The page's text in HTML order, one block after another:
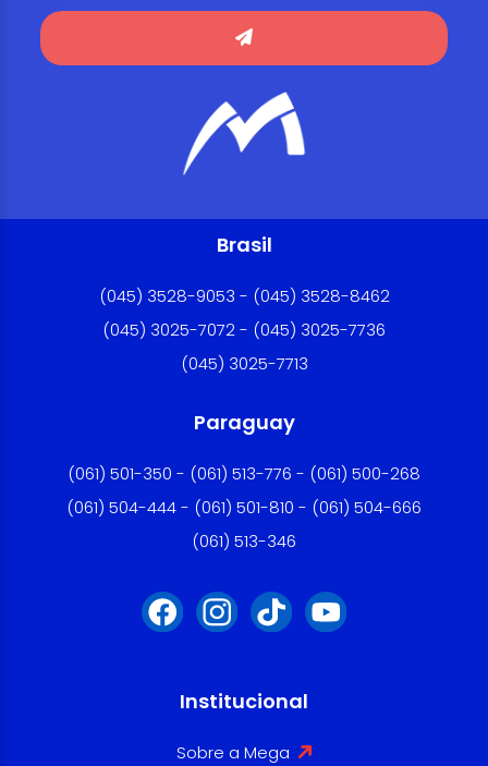
Brasil
(045) 3528-9053 - (045) 3528-8462
(045) 3025-7072 - (045) 3025-7736
(045) 3025-7713
Paraguay
(061) 501-350 - (061) 513-776 - (061) 500-268
(061) 504-444 - (061) 501-810 - (061) 504-666
(061) 513-346
Institucional
Sobre a Mega